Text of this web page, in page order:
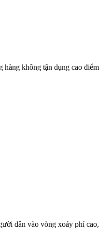
hàng không tận dụng cao điểm
dân vào vòng xoáy phí cao,